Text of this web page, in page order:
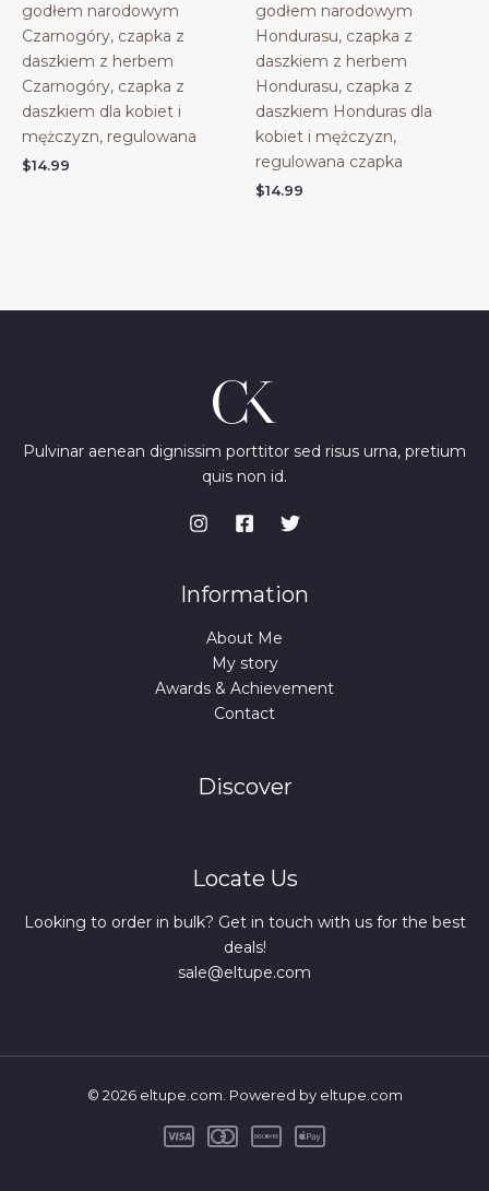
godłem narodowym
Czarnogóry, czapka z
daszkiem z herbem
Czarnogóry, czapka z
daszkiem dla kobiet i
mężczyzn, regulowana
$14.99
godłem narodowym
Hondurasu, czapka z
daszkiem z herbem
Hondurasu, czapka z
daszkiem Honduras dla
kobiet i mężczyzn,
regulowana czapka
$14.99
Pulvinar aenean dignissim porttitor sed risus urna, pretium
quis non id.
Information
About Me
My story
Awards & Achievement
Contact
Discover
Locate Us
Looking to order in bulk? Get in touch with us for the best
deals!
sale@eltupe.com
© 2026 eltupe.com. Powered by eltupe.com